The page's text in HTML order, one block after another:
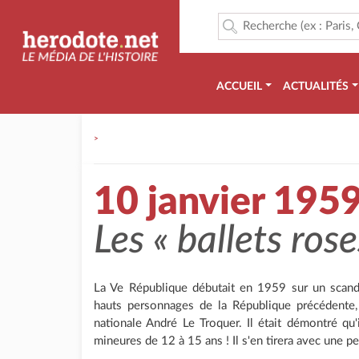
ACCUEIL ACTUALITÉS
>
10 janvier
Les « ballets
La Ve République débutait en 1959 sur un
hauts personnages de la République
nationale André Le Troquer. Il était démontré
mineures de 12 à 15 ans ! Il s'en tirera avec une